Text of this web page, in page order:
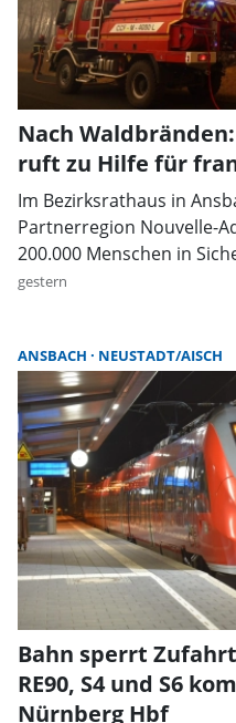
Nach
ruft zu Hilfe für
Im Bezirksrathaus in
Partnerregion Nouvelle-
200.000 Menschen in
gestern
ANSBACH NEUSTADT/AISCH
Bahn sperrt
RE90, S4 und S6
Nürnberg Hbf